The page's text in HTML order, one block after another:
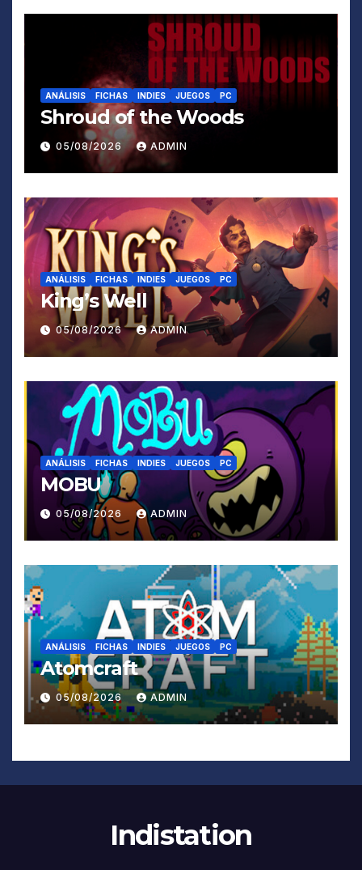
ANÁLISIS FICHAS INDIES JUEGOS PC
Shroud of the Woods
05/08/2026 ADMIN
ANÁLISIS FICHAS INDIES JUEGOS PC
King’s Well
05/08/2026 ADMIN
ANÁLISIS FICHAS INDIES JUEGOS PC
MOBU
05/08/2026 ADMIN
ANÁLISIS FICHAS INDIES JUEGOS PC
Atomcraft
05/08/2026 ADMIN
Indistation